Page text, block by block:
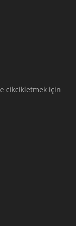
cikcikletmek için